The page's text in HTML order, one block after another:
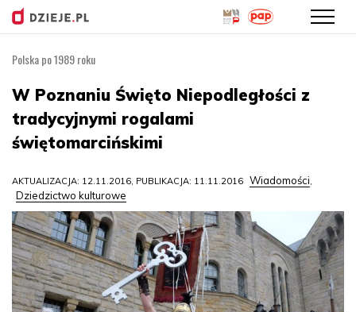
treści
Polska po 1989 roku
W Poznaniu Święto Niepodległości z
tradycyjnymi rogalami
świętomarcińskimi
AKTUALIZACJA: 12.11.2016, PUBLIKACJA: 11.11.2016 Wiadomości,
Dziedzictwo kulturowe